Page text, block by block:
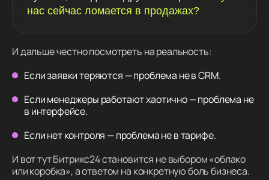
нас сейчас ломается в продажах?
И дальше честно посмотреть на реальность:
Если заявки теряются — проблема не в CRM.
Если менеджеры работают хаотично — проблема не
в интерфейсе.
Если нет контроля — проблема не в тарифе.
И вот тут Битрикс24 становится не выбором «облако
или коробка», а ответом на конкретную боль бизнеса.